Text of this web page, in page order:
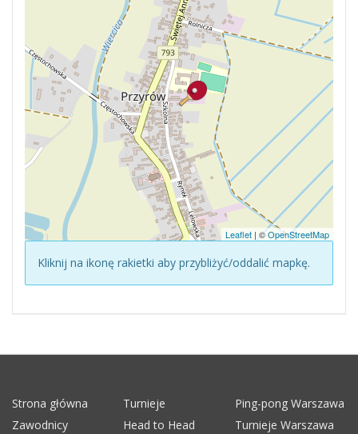
Leaflet | ©OpenStreetMap
Kliknij na ikonę rakietki aby przybliżyć/oddalić mapkę.
Strona główna Turnieje
Ping-pong Warszawa
Zawodnicy
Head to Head
Turnieje Warszawa